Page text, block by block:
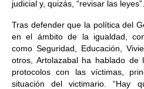
judicial y, quizás, “revisar las leyes”.
Tras defender que la política del
en el ámbito de la igualdad,
como Seguridad, Educación,
otros, Artolazabal ha hablado
protocolos con las víctimas,
situación del victimario. “Hay